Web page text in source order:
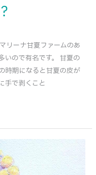
リーナ甘夏ファームのあ
いので有名です。 甘夏の
時期になると甘夏の皮が
手で剥くこと